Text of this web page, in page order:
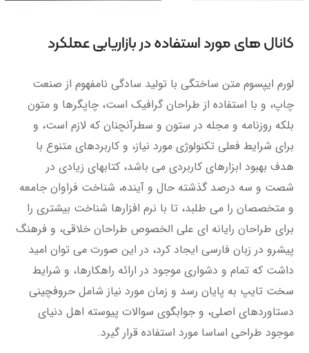
کانال های مورد استفاده در بازاریابی عملکرد
لورم ایپسوم متن ساختگی با تولید سادگی نامفهوم از صنعت
چاپ، و با استفاده از طراحان گرافیک است، چاپگرها و متون
بلکه روزنامه و مجله در ستون و سطرآنچنان که لازم است، و
برای شرایط فعلی تکنولوژی مورد نیاز، و کاربردهای متنوع با
هدف بهبود ابزارهای کاربردی می باشد، کتابهای زیادی در
شصت و سه درصد گذشته حال و آینده، شناخت فراوان جامعه
و متخصصان را می طلبد، تا با نرم افزارها شناخت بیشتری را
برای طراحان رایانه ای علی الخصوص طراحان خلاقی، و فرهنگ
پیشرو در زبان فارسی ایجاد کرد، در این صورت می توان امید
داشت که تمام و دشواری موجود در ارائه راهکارها، و شرایط
سخت تایپ به پایان رسد و زمان مورد نیاز شامل حروفچینی
دستاوردهای اصلی، و جوابگوی سوالات پیوسته اهل دنیای
موجود طراحی اساسا مورد استفاده قرار گیرد.